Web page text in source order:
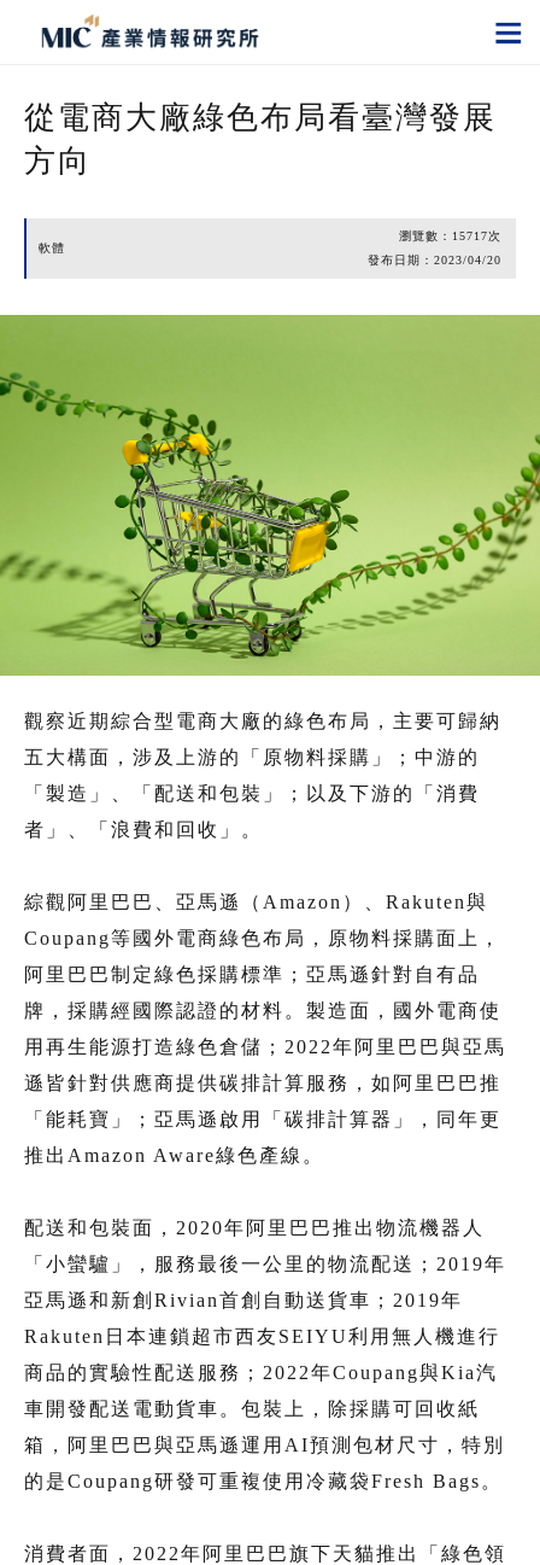
從電商大廠綠色布局看臺灣發展
方向
軟體
瀏覽數： 15717次
發布日期： 2023/04/20
觀察近期綜合型電商大廠的綠色布局，主要可歸納
五大構面，涉及上游的「原物料採購」；中游的
「製造」、「配送和包裝」；以及下游的「消費
者」、「浪費和回收」。
綜觀阿里巴巴、亞馬遜（Amazon）、Rakuten與
Coupang等國外電商綠色布局，原物料採購面上，
阿里巴巴制定綠色採購標準；亞馬遜針對自有品
牌，採購經國際認證的材料。製造面，國外電商使
用再生能源打造綠色倉儲；2022年阿里巴巴與亞馬
遜皆針對供應商提供碳排計算服務，如阿里巴巴推
「能耗寶」；亞馬遜啟用「碳排計算器」，同年更
推出Amazon Aware綠色產線。
配送和包裝面，2020年阿里巴巴推出物流機器人
「小蠻驢」，服務最後一公里的物流配送；2019年
亞馬遜和新創Rivian首創自動送貨車；2019年
Rakuten日本連鎖超市西友SEIYU利用無人機進行
商品的實驗性配送服務；2022年Coupang與Kia汽
車開發配送電動貨車。包裝上，除採購可回收紙
箱，阿里巴巴與亞馬遜運用AI預測包材尺寸，特別
的是Coupang研發可重複使用冷藏袋Fresh Bags。
消費者面，2022年阿里巴巴旗下天貓推出「綠色領